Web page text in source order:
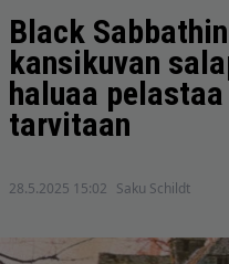
Black
kansikuvan
haluaa
tarvitaan
28.5.2025 15:02 Saku Schildt